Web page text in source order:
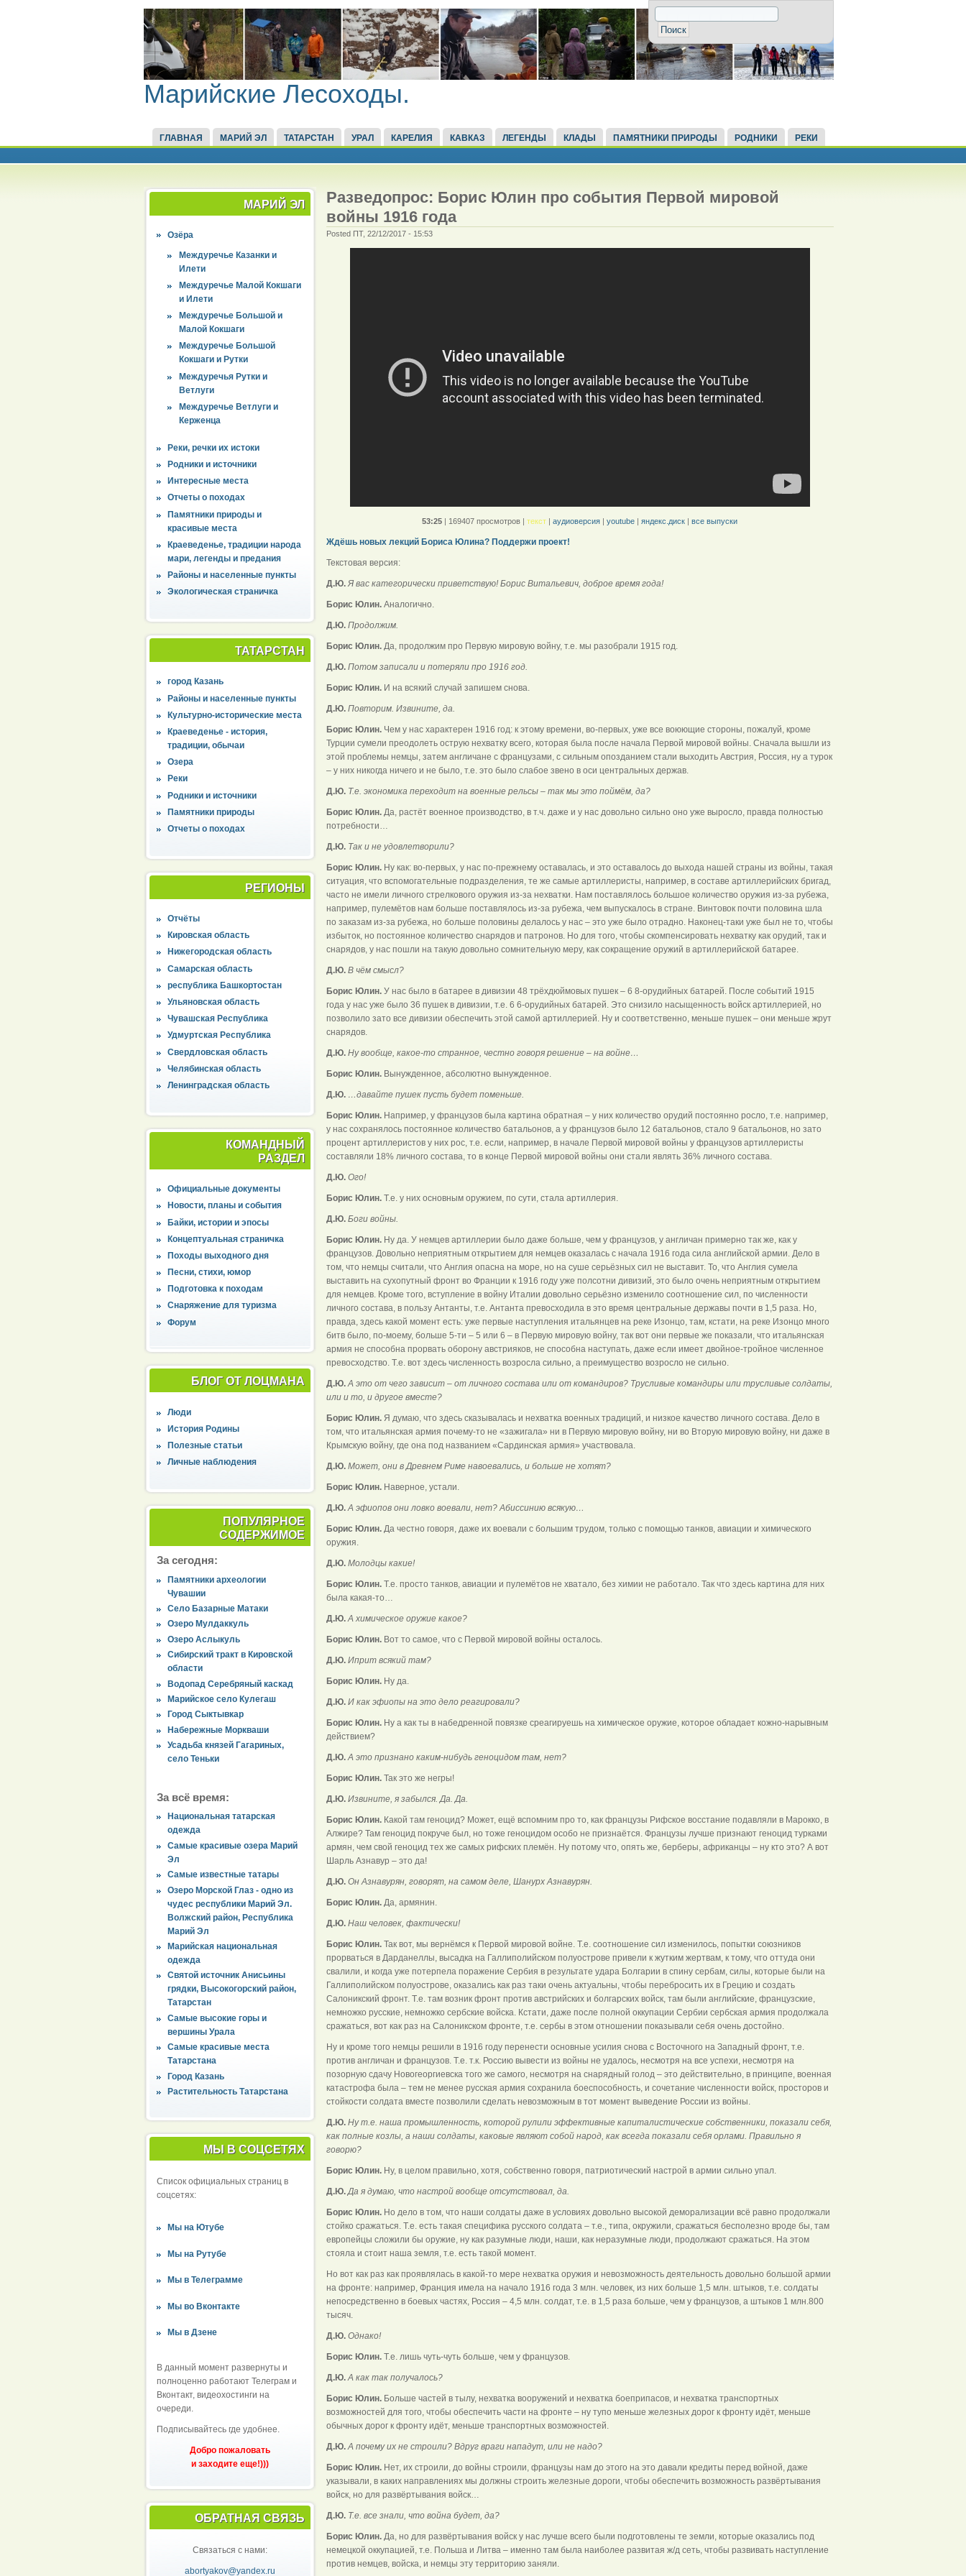
Марийские Лесоходы.
ГЛАВНАЯ МАРИЙ ЭЛ ТАТАРСТАН УРАЛ КАРЕЛИЯ КАВКАЗ ЛЕГЕНДЫ КЛАДЫ ПАМЯТНИКИ ПРИРОДЫ РОДНИКИ РЕКИ
МАРИЙ ЭЛ
Озёра
Междуречье Казанки и
Илети
Междуречье Малой Кокшаги
и Илети
Междуречье Большой и
Малой Кокшаги
Междуречье Большой
Кокшаги и Рутки
Междуречья Рутки и
Ветлуги
Междуречье Ветлуги и
Керженца
Реки, речки их истоки
Родники и источники
Интересные места
Отчеты о походах
Памятники природы и
красивые места
Краеведенье, традиции народа
мари, легенды и предания
Районы и населенные пункты
Экологическая страничка
ТАТАРСТАН
город Казань
Районы и населенные пункты
Культурно-исторические места
Краеведенье - история,
традиции, обычаи
Озера
Реки
Родники и источники
Памятники природы
Отчеты о походах
РЕГИОНЫ
Отчёты
Кировская область
Нижегородская область
Самарская область
республика Башкортостан
Ульяновская область
Чувашская Республика
Удмуртская Республика
Свердловская область
Челябинская область
Ленинградская область
КОМАНДНЫЙ
РАЗДЕЛ
Официальные документы
Новости, планы и события
Байки, истории и эпосы
Концептуальная страничка
Походы выходного дня
Песни, стихи, юмор
Подготовка к походам
Снаряжение для туризма
Форум
БЛОГ ОТ ЛОЦМАНА
Люди
История Родины
Полезные статьи
Личные наблюдения
ПОПУЛЯРНОЕ
СОДЕРЖИМОЕ
За сегодня:
Памятники археологии
Чувашии
Село Базарные Матаки
Озеро Мулдаккуль
Озеро Аслыкуль
Сибирский тракт в Кировской
области
Водопад Серебряный каскад
Марийское село Кулегаш
Город Сыктывкар
Набережные Моркваши
Усадьба князей Гагариных,
село Теньки
За всё время:
Национальная татарская
одежда
Самые красивые озера Марий
Эл
Самые известные татары
Озеро Морской Глаз - одно из
чудес республики Марий Эл.
Волжский район, Республика
Марий Эл
Марийская национальная
одежда
Святой источник Анисьины
грядки, Высокогорский район,
Татарстан
Самые высокие горы и
вершины Урала
Самые красивые места
Татарстана
Город Казань
Растительность Татарстана
МЫ В СОЦСЕТЯХ
Список официальных страниц в
соцсетях:
Мы на Ютубе
Мы на Рутубе
Мы в Телеграмме
Мы во Вконтакте
Мы в Дзене
В данный момент развернуты и
полноценно работают Телеграм и
Вконтакт, видеохостинги на
очереди.
Подписывайтесь где удобнее.
Добро пожаловать
и заходите еще!)))
ОБРАТНАЯ СВЯЗЬ
Связаться с нами:
abortyakov@yandex.ru
Разведопрос: Борис Юлин про события Первой мировой
войны 1916 года
Posted ПТ, 22/12/2017 - 15:53
53:25 | 169407 просмотров | текст | аудиоверсия | youtube | яндекс.диск | все выпуски
Ждёшь новых лекций Бориса Юлина? Поддержи проект!
Текстовая версия:
Д.Ю.Я вас категорически приветствую! Борис Витальевич, доброе время года!
Борис Юлин.Аналогично.
Д.Ю.Продолжим.
Борис Юлин.Да, продолжим про Первую мировую войну, т.е. мы разобрали 1915 год.
Д.Ю.Потом записали и потеряли про 1916 год.
Борис Юлин.И на всякий случай запишем снова.
Д.Ю.Повторим. Извините, да.
Борис Юлин.Чем у нас характерен 1916 год: к этому времени, во-первых, уже все воюющие стороны, пожалуй, кроме
Турции сумели преодолеть острую нехватку всего, которая была после начала Первой мировой войны. Сначала вышли из
этой проблемы немцы, затем англичане с французами, с сильным опозданием стали выходить Австрия, Россия, ну а турок
– у них никогда ничего и не было, т.е. это было слабое звено в оси центральных держав.
Д.Ю.Т.е. экономика переходит на военные рельсы – так мы это поймём, да?
Борис Юлин.Да, растёт военное производство, в т.ч. даже и у нас довольно сильно оно уже выросло, правда полностью
потребности…
Д.Ю.Так и не удовлетворили?
Борис Юлин.Ну как: во-первых, у нас по-прежнему оставалась, и это оставалось до выхода нашей страны из войны, такая
ситуация, что вспомогательные подразделения, те же самые артиллеристы, например, в составе артиллерийских бригад,
часто не имели личного стрелкового оружия из-за нехватки. Нам поставлялось большое количество оружия из-за рубежа,
например, пулемётов нам больше поставлялось из-за рубежа, чем выпускалось в стране. Винтовок почти половина шла
по заказам из-за рубежа, но больше половины делалось у нас – это уже было отрадно. Наконец-таки уже был не то, чтобы
избыток, но постоянное количество снарядов и патронов. Но для того, чтобы скомпенсировать нехватку как орудий, так и
снарядов, у нас пошли на такую довольно сомнительную меру, как сокращение оружий в артиллерийской батарее.
Д.Ю.В чём смысл?
Борис Юлин.У нас было в батарее в дивизии 48 трёхдюймовых пушек – 6 8-орудийных батарей. После событий 1915
года у нас уже было 36 пушек в дивизии, т.е. 6 6-орудийных батарей. Это снизило насыщенность войск артиллерией, но
позволило зато все дивизии обеспечить этой самой артиллерией. Ну и соответственно, меньше пушек – они меньше жрут
снарядов.
Д.Ю.Ну вообще, какое-то странное, честно говоря решение – на войне…
Борис Юлин.Вынужденное, абсолютно вынужденное.
Д.Ю.…давайте пушек пусть будет поменьше.
Борис Юлин.Например, у французов была картина обратная – у них количество орудий постоянно росло, т.е. например,
у нас сохранялось постоянное количество батальонов, а у французов было 12 батальонов, стало 9 батальонов, но зато
процент артиллеристов у них рос, т.е. если, например, в начале Первой мировой войны у французов артиллеристы
составляли 18% личного состава, то в конце Первой мировой войны они стали являть 36% личного состава.
Д.Ю.Ого!
Борис Юлин.Т.е. у них основным оружием, по сути, стала артиллерия.
Д.Ю.Боги войны.
Борис Юлин.Ну да. У немцев артиллерии было даже больше, чем у французов, у англичан примерно так же, как у
французов. Довольно неприятным открытием для немцев оказалась с начала 1916 года сила английской армии. Дело в
том, что немцы считали, что Англия опасна на море, но на суше серьёзных сил не выставит. То, что Англия сумела
выставить на сухопутный фронт во Франции к 1916 году уже полсотни дивизий, это было очень неприятным открытием
для немцев. Кроме того, вступление в войну Италии довольно серьёзно изменило соотношение сил, по численности
личного состава, в пользу Антанты, т.е. Антанта превосходила в это время центральные державы почти в 1,5 раза. Но,
правда, здесь какой момент есть: уже первые наступления итальянцев на реке Изонцо, там, кстати, на реке Изонцо много
битв было, по-моему, больше 5-ти – 5 или 6 – в Первую мировую войну, так вот они первые же показали, что итальянская
армия не способна прорвать оборону австрияков, не способна наступать, даже если имеет двойное-тройное численное
превосходство. Т.е. вот здесь численность возросла сильно, а преимущество возросло не сильно.
Д.Ю.А это от чего зависит – от личного состава или от командиров? Трусливые командиры или трусливые солдаты,
или и то, и другое вместе?
Борис Юлин.Я думаю, что здесь сказывалась и нехватка военных традиций, и низкое качество личного состава. Дело в
том, что итальянская армия почему-то не «зажигала» ни в Первую мировую войну, ни во Вторую мировую войну, ни даже в
Крымскую войну, где она под названием «Сардинская армия» участвовала.
Д.Ю.Может, они в Древнем Риме навоевались, и больше не хотят?
Борис Юлин.Наверное, устали.
Д.Ю.А эфиопов они ловко воевали, нет? Абиссинию всякую…
Борис Юлин.Да честно говоря, даже их воевали с большим трудом, только с помощью танков, авиации и химического
оружия.
Д.Ю.Молодцы какие!
Борис Юлин.Т.е. просто танков, авиации и пулемётов не хватало, без химии не работало. Так что здесь картина для них
была какая-то…
Д.Ю.А химическое оружие какое?
Борис Юлин.Вот то самое, что с Первой мировой войны осталось.
Д.Ю.Иприт всякий там?
Борис Юлин.Ну да.
Д.Ю.И как эфиопы на это дело реагировали?
Борис Юлин.Ну а как ты в набедренной повязке среагируешь на химическое оружие, которое обладает кожно-нарывным
действием?
Д.Ю.А это признано каким-нибудь геноцидом там, нет?
Борис Юлин.Так это же негры!
Д.Ю.Извините, я забылся. Да. Да.
Борис Юлин.Какой там геноцид? Может, ещё вспомним про то, как французы Рифское восстание подавляли в Марокко, в
Алжире? Там геноцид покруче был, но тоже геноцидом особо не признаётся. Французы лучше признают геноцид турками
армян, чем свой геноцид тех же самых рифских племён. Ну потому что, опять же, берберы, африканцы – ну кто это? А вот
Шарль Азнавур – это да!
Д.Ю.Он Азнавурян, говорят, на самом деле, Шанурх Азнавурян.
Борис Юлин.Да, армянин.
Д.Ю.Наш человек, фактически!
Борис Юлин.Так вот, мы вернёмся к Первой мировой войне. Т.е. соотношение сил изменилось, попытки союзников
прорваться в Дарданеллы, высадка на Галлиполийском полуострове привели к жутким жертвам, к тому, что оттуда они
свалили, и когда уже потерпела поражение Сербия в результате удара Болгарии в спину сербам, силы, которые были на
Галлиполийском полуострове, оказались как раз таки очень актуальны, чтобы перебросить их в Грецию и создать
Салоникский фронт. Т.е. там возник фронт против австрийских и болгарских войск, там были английские, французские,
немножко русские, немножко сербские войска. Кстати, даже после полной оккупации Сербии сербская армия продолжала
сражаться, вот как раз на Салоникском фронте, т.е. сербы в этом отношении показывали себя очень достойно.
Ну и кроме того немцы решили в 1916 году перенести основные усилия снова с Восточного на Западный фронт, т.е.
против англичан и французов. Т.е. т.к. Россию вывести из войны не удалось, несмотря на все успехи, несмотря на
позорную сдачу Новогеоргиевска того же самого, несмотря на снарядный голод – это действительно, в принципе, военная
катастрофа была – тем не менее русская армия сохранила боеспособность, и сочетание численности войск, просторов и
стойкости солдата вместе позволили сделать невозможным в тот момент выведение России из войны.
Д.Ю.Ну т.е. наша промышленность, которой рулили эффективные капиталистические собственники, показали себя,
как полные козлы, а наши солдаты, каковые являют собой народ, как всегда показали себя орлами. Правильно я
говорю?
Борис Юлин.Ну, в целом правильно, хотя, собственно говоря, патриотический настрой в армии сильно упал.
Д.Ю.Да я думаю, что настрой вообще отсутствовал, да.
Борис Юлин.Но дело в том, что наши солдаты даже в условиях довольно высокой деморализации всё равно продолжали
стойко сражаться. Т.е. есть такая специфика русского солдата – т.е., типа, окружили, сражаться бесполезно вроде бы, там
европейцы сложили бы оружие, ну как разумные люди, наши, как неразумные люди, продолжают сражаться. На этом
стояла и стоит наша земля, т.е. есть такой момент.
Но вот как раз как проявлялась в какой-то мере нехватка оружия и невозможность деятельность довольно большой армии
на фронте: например, Франция имела на начало 1916 года 3 млн. человек, из них больше 1,5 млн. штыков, т.е. солдаты
непосредственно в боевых частях, Россия – 4,5 млн. солдат, т.е. в 1,5 раза больше, чем у французов, а штыков 1 млн.800
тысяч.
Д.Ю.Однако!
Борис Юлин.Т.е. лишь чуть-чуть больше, чем у французов.
Д.Ю.А как так получалось?
Борис Юлин.Больше частей в тылу, нехватка вооружений и нехватка боеприпасов, и нехватка транспортных
возможностей для того, чтобы обеспечить части на фронте – ну тупо меньше железных дорог к фронту идёт, меньше
обычных дорог к фронту идёт, меньше транспортных возможностей.
Д.Ю.А почему их не строили? Вдруг враги нападут, или не надо?
Борис Юлин.Нет, их строили, до войны строили, французы нам до этого на это давали кредиты перед войной, даже
указывали, в каких направлениях мы должны строить железные дороги, чтобы обеспечить возможность развёртывания
войск, но для развёртывания войск…
Д.Ю.Т.е. все знали, что война будет, да?
Борис Юлин.Да, но для развёртывания войск у нас лучше всего были подготовлены те земли, которые оказались под
немецкой оккупацией, т.е. Польша и Литва – именно там была наиболее развитая ж/д сеть, чтобы развивать наступление
против немцев, войска, и немцы эту территорию заняли.